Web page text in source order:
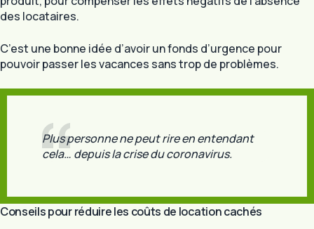
des locataires.
C’est une bonne idée d’avoir un fonds d’urgence pour
pouvoir passer les vacances sans trop de problèmes.
Plus personne ne peut rire en entendant
cela… depuis la crise du coronavirus.
Conseils pour réduire les coûts de location cachés